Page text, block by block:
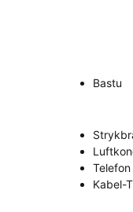
Bastu
Telefon
Kabel-